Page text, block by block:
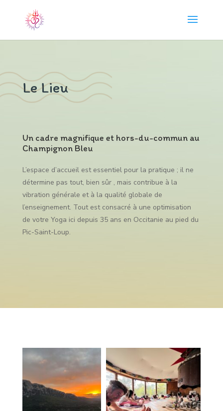
Le Lieu
Un cadre magnifique et hors-du-commun au
Champignon Bleu
L’espace d’accueil est essentiel pour la pratique ; il ne
détermine pas tout, bien sûr , mais contribue à la
vibration générale et à la qualité globale de
l’enseignement. Tout est consacré à une optimisation
de votre Yoga ici depuis 35 ans en Occitanie au pied du
Pic-Saint-Loup.